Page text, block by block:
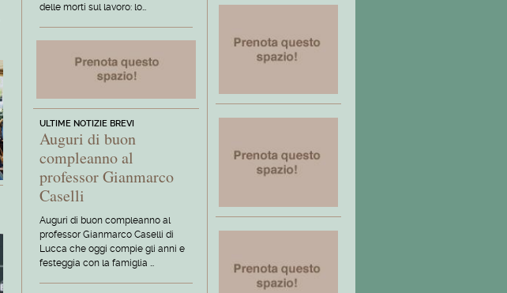
delle morti sul lavoro: lo…
ULTIME NOTIZIE BREVI
Auguri di buon
compleanno al
professor Gianmarco
Caselli
Auguri di buon compleanno al
professor Gianmarco Caselli di
Lucca che oggi compie gli anni e
festeggia con la famiglia …